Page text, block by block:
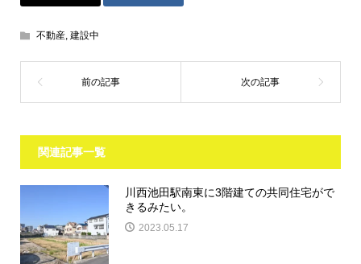
不動産, 建設中
関連記事一覧
川西池田駅南東に3階建ての共同住宅がで
きるみたい。
2023.05.17